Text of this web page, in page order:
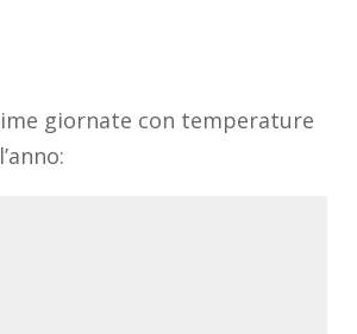
giornate con temperature